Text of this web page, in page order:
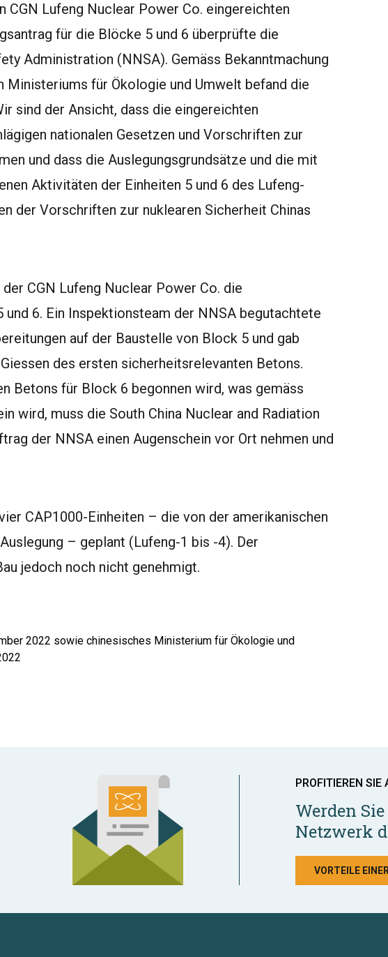
Lufeng Nuclear Power Co. eingereichten
für die Blöcke 5 und 6 überprüfte die
Administration (NNSA). Gemäss Bekanntmachung
Ministeriums für Ökologie und Umwelt befand die
sind der Ansicht, dass die eingereichten
nationalen Gesetzen und Vorschriften zur
und dass die Auslegungsgrundsätze und die mit
Aktivitäten der Einheiten 5 und 6 des Lufeng-
der Vorschriften zur nuklearen Sicherheit Chinas
CGN Lufeng Nuclear Power Co. die
und 6. Ein Inspektionsteam der NNSA begutachtete
auf der Baustelle von Block 5 und gab
des ersten sicherheitsrelevanten Betons.
Betons für Block 6 begonnen wird, was gemäss
wird, muss die South China Nuclear and Radiation
der NNSA einen Augenschein vor Ort nehmen und
CAP1000-Einheiten – die von der amerikanischen
– geplant (Lufeng-1 bis -4). Der
jedoch noch nicht genehmigt.
2022 sowie chinesisches Ministerium für Ökologie und
PROFITIEREN SIE
Werden
Netzwerk
VORTEILE